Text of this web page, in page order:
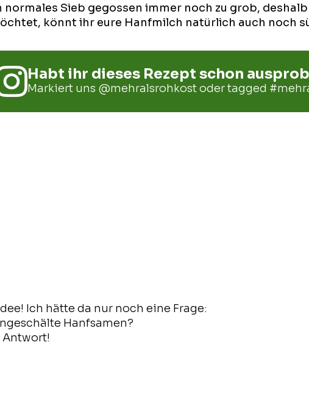
Sieb gegossen immer noch zu grob,
könnt ihr eure Hanfmilch natürlich auch noch
Habt ihr dieses Rezept schon
Markiert uns @mehralsrohkostoder tagged
Ich hätte da nur noch eine Frage:
Hanfsamen?
Antwort!